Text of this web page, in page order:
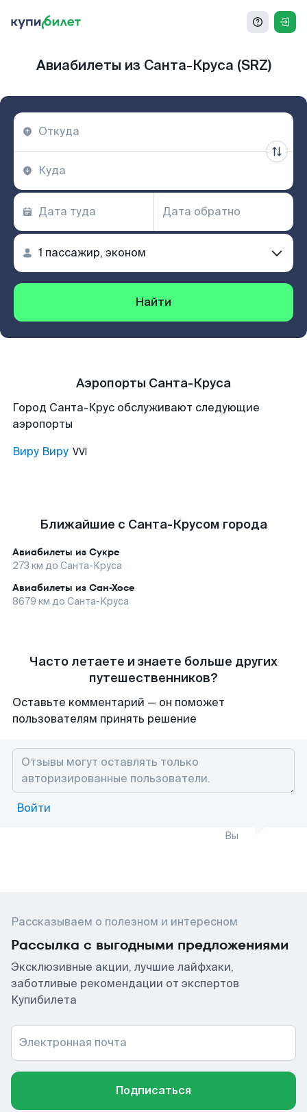
Авиабилеты из Санта-Круса (SRZ)
Найти
Аэропорты Санта-Круса
Город Санта-Крус обслуживают следующие
аэропорты
Виру Виру VVI
Ближайшие с Санта-Крусом города
Авиабилеты из Сукре
273 км до Санта-Круса
Авиабилеты из Сан-Хосе
8679 км до Санта-Круса
Часто летаете и знаете больше других
путешественников?
Оставьте комментарий — он поможет
пользователям принять решение
Войти
Вы
Рассказываем о полезном и интересном
Рассылка с выгодными предложениями
Эксклюзивные акции, лучшие лайфхаки,
заботливые рекомендации от экспертов
Купибилета
Электронная почта
Подписаться